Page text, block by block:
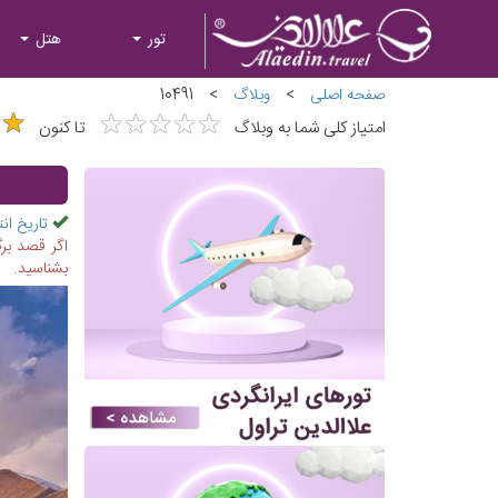
تور هتل
صفحه اصلی > وبلاگ >
10491
امتیاز کلی شما به وبلاگ ★★★★★
★★★★★ تا کنون ★
★
تاریخ
اگر قصد
بشناسید.